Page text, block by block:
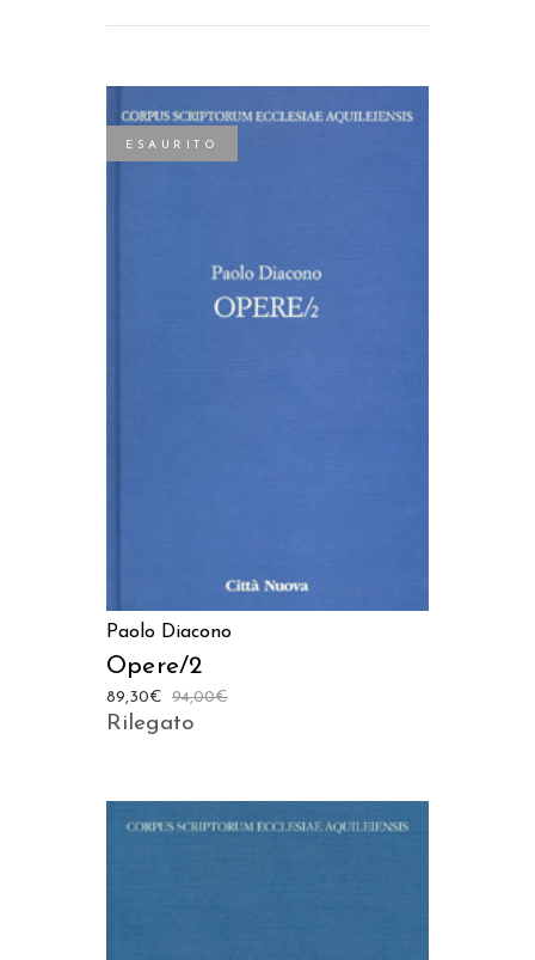
ESAURITO
Paolo Diacono
Opere/2
94,00€
89,30€
Rilegato